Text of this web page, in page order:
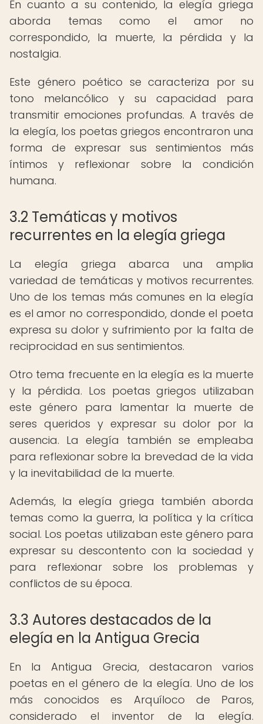
En cuanto a su contenido, la elegía griega
aborda temas como el amor no
correspondido, la muerte, la pérdida y la
nostalgia.
Este género poético se caracteriza por su
tono melancólico y su capacidad para
transmitir emociones profundas. A través de
la elegía, los poetas griegos encontraron una
forma de expresar sus sentimientos más
íntimos y reflexionar sobre la condición
humana.
3.2 Temáticas y motivos
recurrentes en la elegía griega
La elegía griega abarca una amplia
variedad de temáticas y motivos recurrentes.
Uno de los temas más comunes en la elegía
es el amor no correspondido, donde el poeta
expresa su dolor y sufrimiento por la falta de
reciprocidad en sus sentimientos.
Otro tema frecuente en la elegía es la muerte
y la pérdida. Los poetas griegos utilizaban
este género para lamentar la muerte de
seres queridos y expresar su dolor por la
ausencia. La elegía también se empleaba
para reflexionar sobre la brevedad de la vida
y la inevitabilidad de la muerte.
Además, la elegía griega también aborda
temas como la guerra, la política y la crítica
social. Los poetas utilizaban este género para
expresar su descontento con la sociedad y
para reflexionar sobre los problemas y
conflictos de su época.
3.3 Autores destacados de la
elegía en la Antigua Grecia
En la Antigua Grecia, destacaron varios
poetas en el género de la elegía. Uno de los
más conocidos es Arquíloco de Paros,
considerado el inventor de la elegía.